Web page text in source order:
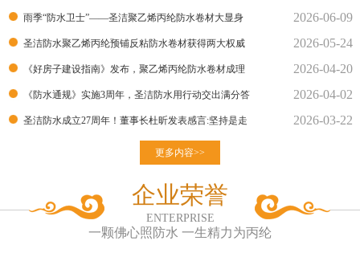
品！
雨季“防水卫士”——圣洁聚乙烯丙纶防水卷材大显身
手！
2026-06-09
圣洁防水聚乙烯丙纶预铺反粘防水卷材获得两大权威
部门的检测报告
2026-05-24
《好房子建设指南》发布，聚乙烯丙纶防水卷材成理
想建材
2026-04-20
《防水通规》实施3周年，圣洁防水用行动交出满分答
卷
2026-04-02
圣洁防水成立27周年！董事长杜昕发表感言:坚持是走 2026-03-22
更多内容>>
企业荣誉
ENTERPRISE
一颗佛心照防水 一生精力为丙纶